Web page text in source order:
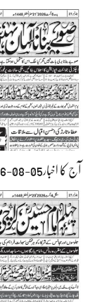
آج کا اخبار05-08-2026